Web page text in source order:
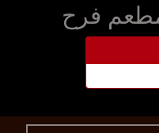
فرح